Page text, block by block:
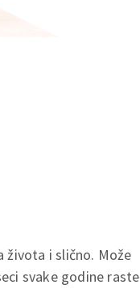
života i slično. Može
svake godine raste